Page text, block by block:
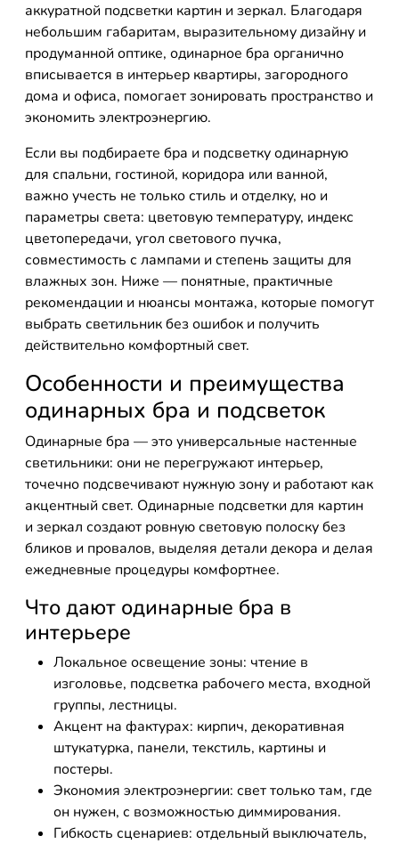
аккуратной подсветки картин и зеркал. Благодаря
небольшим габаритам, выразительному дизайну и
продуманной оптике, одинарное бра органично
вписывается в интерьер квартиры, загородного
дома и офиса, помогает зонировать пространство и
экономить электроэнергию.
Если вы подбираете бра и подсветку одинарную
для спальни, гостиной, коридора или ванной,
важно учесть не только стиль и отделку, но и
параметры света: цветовую температуру, индекс
цветопередачи, угол светового пучка,
совместимость с лампами и степень защиты для
влажных зон. Ниже — понятные, практичные
рекомендации и нюансы монтажа, которые помогут
выбрать светильник без ошибок и получить
действительно комфортный свет.
Особенности и преимущества
одинарных бра и подсветок
Одинарные бра — это универсальные настенные
светильники: они не перегружают интерьер,
точечно подсвечивают нужную зону и работают как
акцентный свет. Одинарные подсветки для картин
и зеркал создают ровную световую полоску без
бликов и провалов, выделяя детали декора и делая
ежедневные процедуры комфортнее.
Что дают одинарные бра в
интерьере
Локальное освещение зоны: чтение в
изголовье, подсветка рабочего места, входной
группы, лестницы.
Акцент на фактурах: кирпич, декоративная
штукатурка, панели, текстиль, картины и
постеры.
Экономия электроэнергии: свет только там, где
он нужен, с возможностью диммирования.
Гибкость сценариев: отдельный выключатель,